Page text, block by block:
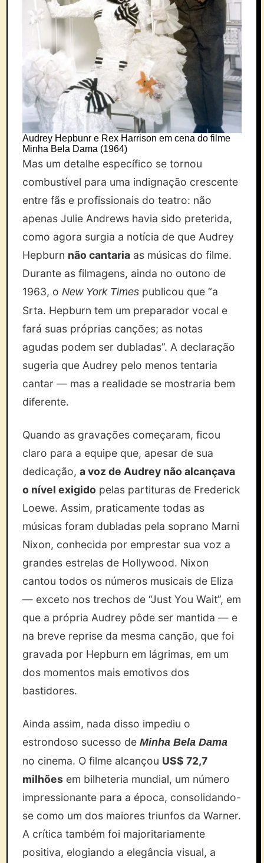
Audrey Hepbunr e Rex Harrison em cena do filme
Minha Bela Dama (1964)
Mas um detalhe específico se tornou
combustível para uma indignação crescente
entre fãs e profissionais do teatro: não
apenas Julie Andrews havia sido preterida,
como agora surgia a notícia de que Audrey
Hepburn não cantaria as músicas do filme.
Durante as filmagens, ainda no outono de
1963, oNew York Times publicou que “a
Srta. Hepburn tem um preparador vocal e
fará suas próprias canções; as notas
agudas podem ser dubladas”. A declaração
sugeria que Audrey pelo menos tentaria
cantar — mas a realidade se mostraria bem
diferente.
Quando as gravações começaram, ficou
claro para a equipe que, apesar de sua
dedicação,a voz de Audrey não alcançava
o nível exigido pelas partituras de Frederick
Loewe. Assim, praticamente todas as
músicas foram dubladas pela soprano Marni
Nixon, conhecida por emprestar sua voz a
grandes estrelas de Hollywood. Nixon
cantou todos os números musicais de Eliza
— exceto nos trechos de “Just You Wait”, em
que a própria Audrey pôde ser mantida — e
na breve reprise da mesma canção, que foi
gravada por Hepburn em lágrimas, em um
dos momentos mais emotivos dos
bastidores.
Ainda assim, nada disso impediu o
estrondoso sucesso deMinha Bela Dama
no cinema. O filme alcançou US$ 72,7
milhões em bilheteria mundial, um número
impressionante para a época, consolidando-
se como um dos maiores triunfos da Warner.
A crítica também foi majoritariamente
positiva, elogiando a elegância visual, a